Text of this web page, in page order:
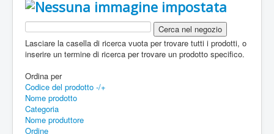
Lasciare la casella di ricerca vuota per trovare tutti i prodotti, o
inserire un termine di ricerca per trovare un prodotto specifico.
Ordina per
Codice del prodotto -/+
Nome prodotto
Categoria
Nome produttore
Ordine